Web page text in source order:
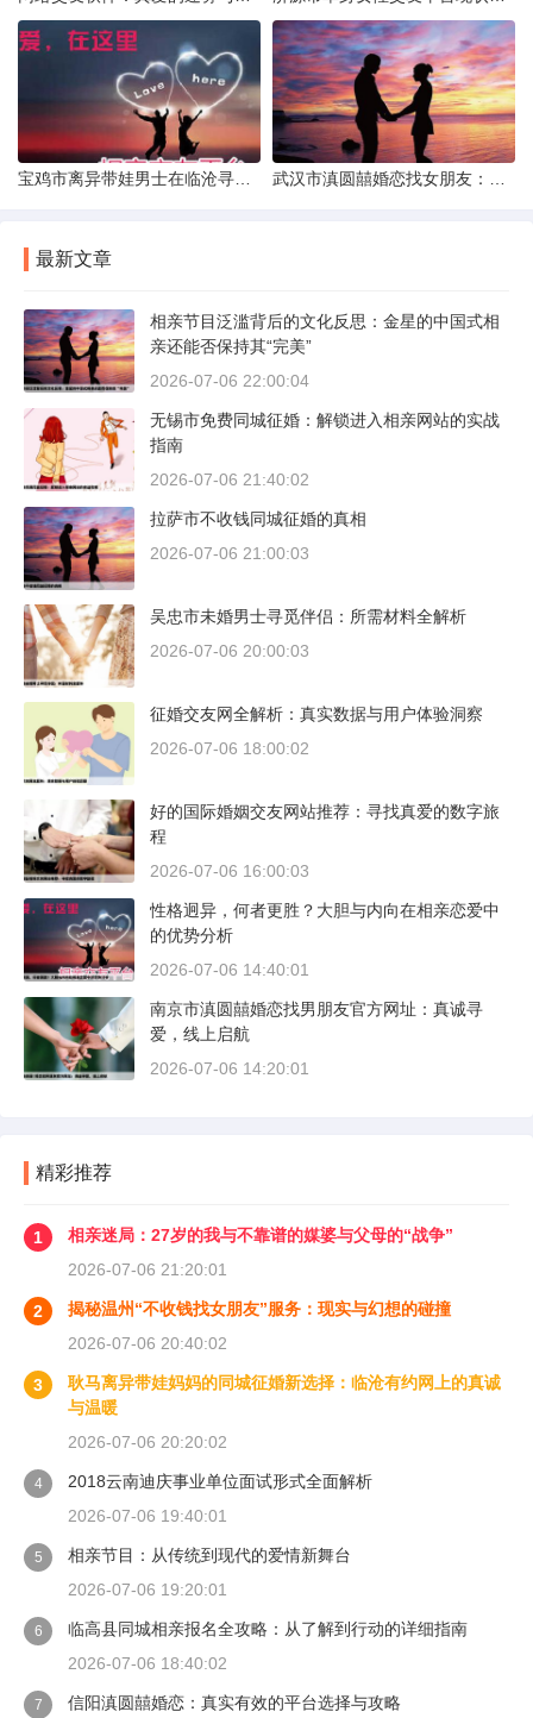
最新文章
相亲节目泛滥背后的文化反思：金星的中国式相
亲还能否保持其“完美”
2026-07-06 22:00:04
无锡市免费同城征婚：解锁进入相亲网站的实战
指南
2026-07-06 21:40:02
拉萨市不收钱同城征婚的真相
2026-07-06 21:00:03
吴忠市未婚男士寻觅伴侣：所需材料全解析
2026-07-06 20:00:03
征婚交友网全解析：真实数据与用户体验洞察
2026-07-06 18:00:02
好的国际婚姻交友网站推荐：寻找真爱的数字旅
程
2026-07-06 16:00:03
性格迥异，何者更胜？大胆与内向在相亲恋爱中
的优势分析
2026-07-06 14:40:01
南京市滇圆囍婚恋找男朋友官方网址：真诚寻
爱，线上启航
2026-07-06 14:20:01
精彩推荐
1
相亲迷局：27岁的我与不靠谱的媒婆与父母的“战争”
2026-07-06 21:20:01
2
揭秘温州“不收钱找女朋友”服务：现实与幻想的碰撞
2026-07-06 20:40:02
3
耿马离异带娃妈妈的同城征婚新选择：临沧有约网上的真诚
与温暖
2026-07-06 20:20:02
4
2018云南迪庆事业单位面试形式全面解析
2026-07-06 19:40:01
5
相亲节目：从传统到现代的爱情新舞台
2026-07-06 19:20:01
6
临高县同城相亲报名全攻略：从了解到行动的详细指南
2026-07-06 18:40:02
7 信阳滇圆囍婚恋：真实有效的平台选择与攻略